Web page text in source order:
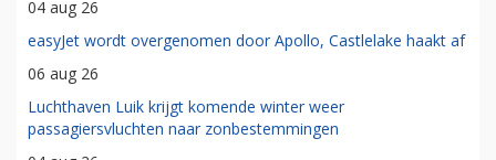
04 aug 26
easyJet wordt overgenomen door Apollo, Castlelake haakt af
06 aug 26
Luchthaven Luik krijgt komende winter weer
passagiersvluchten naar zonbestemmingen